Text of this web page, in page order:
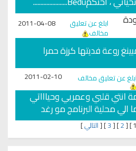
ابلغ عن تعليق
مخالف
2011-04-08
روعة فديتها كرزة حمرا
ابلغ عن تعليق مخالف 2011-02-10
انتي قلبي وعمريي وحياااتي
محلية البرنامج مو رغد
]
[
2
]
[
3
]
[التالي]